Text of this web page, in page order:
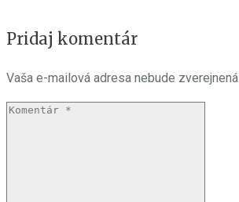
Pridaj komentár
Vaša e-mailová adresa nebude zverejnená.